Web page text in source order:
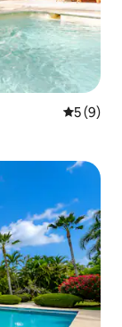
5 de
5 (9)